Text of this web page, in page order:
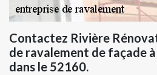
Contactez Rivière
de ravalement de façade à
dans le 52160.